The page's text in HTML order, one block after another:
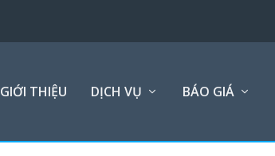
GIỚI THIỆU DỊCH VỤ BÁO GIÁ